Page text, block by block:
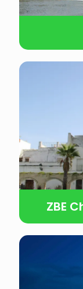
ZBE